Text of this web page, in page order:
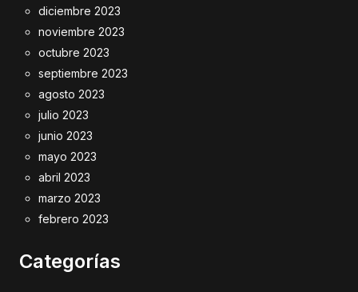
diciembre 2023
noviembre 2023
octubre 2023
septiembre 2023
agosto 2023
julio 2023
junio 2023
mayo 2023
abril 2023
marzo 2023
febrero 2023
Categorías